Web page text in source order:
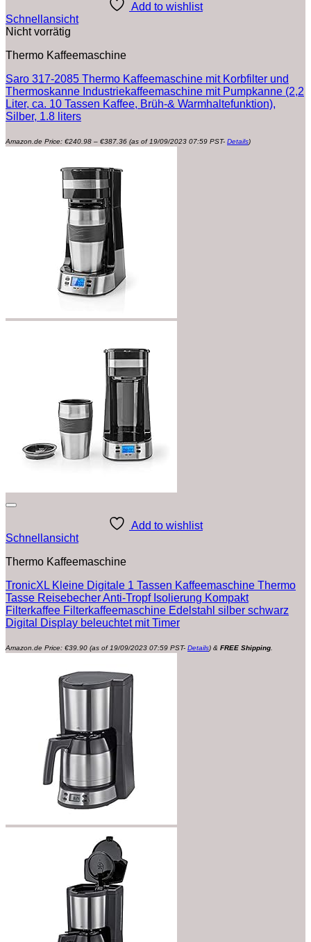
Add to wishlist
Schnellansicht
Nicht vorrätig
Thermo Kaffeemaschine
Saro 317-2085 Thermo Kaffeemaschine mit Korbfilter und
Thermoskanne Industriekaffeemaschine mit Pumpkanne (2,2
Liter, ca. 10 Tassen Kaffee, Brüh-& Warmhaltefunktion),
Silber, 1.8 liters
Amazon.de Price: €240.98 – €387.36 €240.98
(as of 19/09/2023 07:59 PST- Details)
Add to wishlist
Schnellansicht
Thermo Kaffeemaschine
TronicXL Kleine Digitale 1 Tassen Kaffeemaschine Thermo
Tasse Reisebecher Anti-Tropf Isolierung Kompakt
Filterkaffee Filterkaffeemaschine Edelstahl silber schwarz
Digital Display beleuchtet mit Timer
Amazon.de Price: €39.90 (as of 19/09/2023 07:59 PST- Details) & FREE Shipping